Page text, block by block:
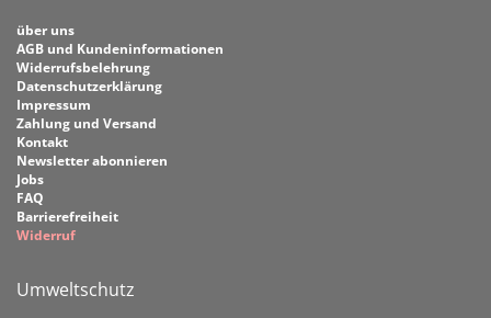
über uns
AGB und Kundeninformationen
Widerrufsbelehrung
Datenschutzerklärung
Impressum
Zahlung und Versand
Kontakt
Newsletter abonnieren
Jobs
FAQ
Barrierefreiheit
Widerruf
Umweltschutz